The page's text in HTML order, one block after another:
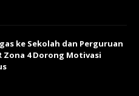
ke Sekolah dan Perguruan
Zona 4 Dorong Motivasi